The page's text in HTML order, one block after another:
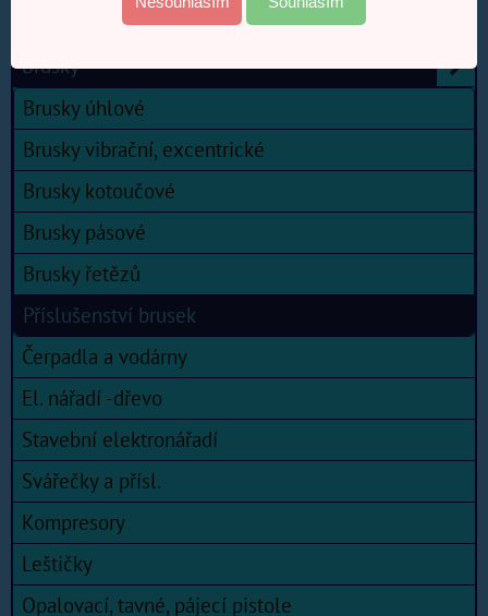
AKU nářadí Einhell POWER X CHANGE
Brusky
Brusky úhlové
Brusky vibrační, excentrické
Brusky kotoučové
Brusky pásové
Brusky řetězů
Příslušenství brusek
Čerpadla a vodárny
El. nářadí -dřevo
Stavební elektronářadí
Svářečky a přísl.
Kompresory
Leštičky
Opalovací, tavné, pájecí pistole